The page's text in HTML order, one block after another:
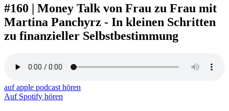
#160 | Money Talk von Frau zu Frau mit
Martina Panchyrz - In kleinen Schritten
zu finanzieller Selbstbestimmung
auf apple podcast hören
Auf Spotify hören